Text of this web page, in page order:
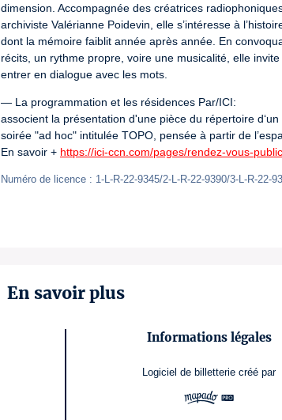
dimension. Accompagnée des créatrices
archiviste Valérianne Poidevin, elle s’intéresse à
dont la mémoire faiblit année après année. En
récits, un rythme propre, voire une musicalité, elle
entrer en dialogue avec les mots.
— La programmation et les résidences Par/ICI:
associent la présentation d'une pièce du répertoire
soirée "ad hoc" intitulée TOPO, pensée à partir de
En savoir + https://ici-ccn.com/pages/rendez-vous-
Numéro de licence : 1-L-R-22-9345/2-L-R-22-9390/3-L-R-22-
En savoir plus
Informations légales
Logiciel de billetterie créé par